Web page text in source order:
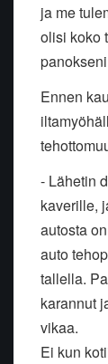
ja me
olisi koko
Ennen
- Lähetin
kaverille,
autosta
auto
tallella.
karannut
vikaa.
Ei kun